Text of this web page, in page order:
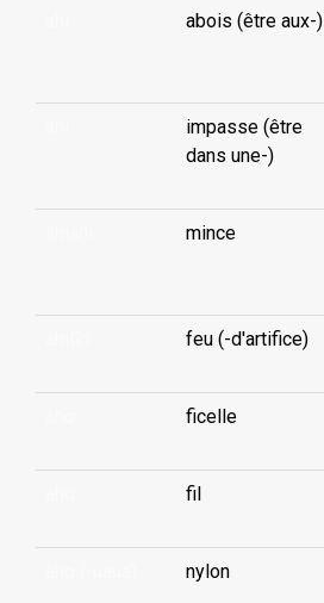
abois (être aux-)
impasse (être
dans une-)
mince
feu (-d'artifice)
ficelle
fil
nylon